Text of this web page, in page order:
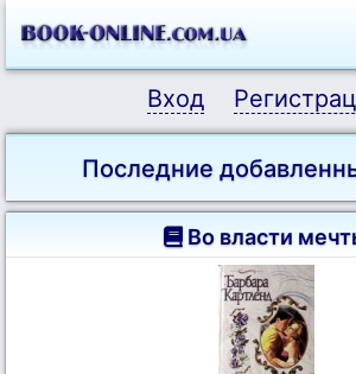
Вход
Последние
Во власти